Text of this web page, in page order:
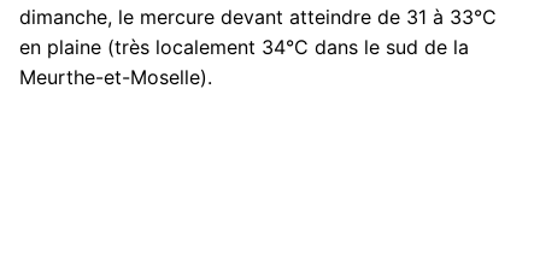
dimanche, le mercure devant atteindre de 31 à 33°C
en plaine (très localement 34°C dans le sud de la
Meurthe-et-Moselle).